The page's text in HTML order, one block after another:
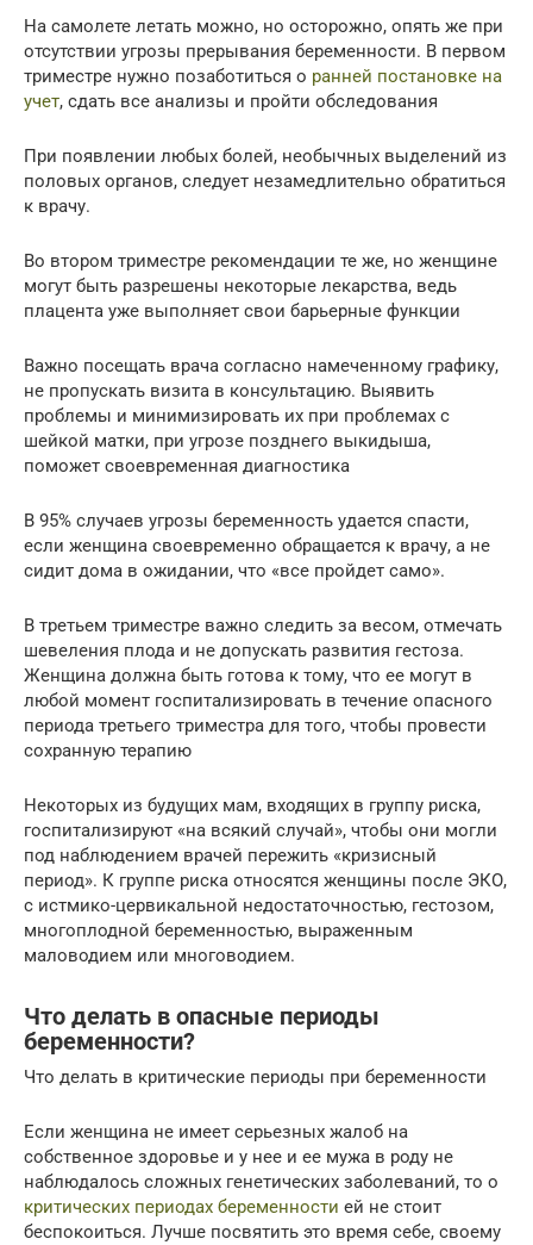
На самолете летать можно, но осторожно, опять же при
отсутствии угрозы прерывания беременности. В первом
триместре нужно позаботиться о ранней постановке на
учет, сдать все анализы и пройти обследования
При появлении любых болей, необычных выделений из
половых органов, следует незамедлительно обратиться
к врачу.
Во втором триместре рекомендации те же, но женщине
могут быть разрешены некоторые лекарства, ведь
плацента уже выполняет свои барьерные функции
Важно посещать врача согласно намеченному графику,
не пропускать визита в консультацию. Выявить
проблемы и минимизировать их при проблемах с
шейкой матки, при угрозе позднего выкидыша,
поможет своевременная диагностика
В 95% случаев угрозы беременность удается спасти,
если женщина своевременно обращается к врачу, а не
сидит дома в ожидании, что «все пройдет само».
В третьем триместре важно следить за весом, отмечать
шевеления плода и не допускать развития гестоза.
Женщина должна быть готова к тому, что ее могут в
любой момент госпитализировать в течение опасного
периода третьего триместра для того, чтобы провести
сохранную терапию
Некоторых из будущих мам, входящих в группу риска,
госпитализируют «на всякий случай», чтобы они могли
под наблюдением врачей пережить «кризисный
период». К группе риска относятся женщины после ЭКО,
с истмико-цервикальной недостаточностью, гестозом,
многоплодной беременностью, выраженным
маловодием или многоводием.
Что делать в опасные периоды
беременности?
Что делать в критические периоды при беременности
Если женщина не имеет серьезных жалоб на
собственное здоровье и у нее и ее мужа в роду не
наблюдалось сложных генетических заболеваний, то о
критических периодах беременности ей не стоит
беспокоиться. Лучше посвятить это время себе, своему